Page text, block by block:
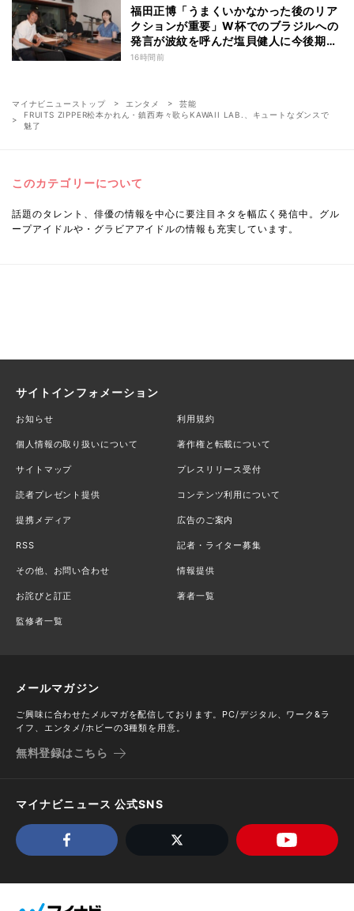
福田正博「うまくいかなかった後のリア
クションが重要」W杯でのブラジルへの
発言が波紋を呼んだ塩貝健人に今後期待
することは？
16時間前
マイナビニューストップ エンタメ
芸能
FRUITS ZIPPER松本かれん・鎮西寿々歌らKAWAII LAB.、キュートなダンスで
魅了
このカテゴリーについて
話題のタレント、俳優の情報を中心に要注目ネタを幅広く発信中。グル
ープアイドルや・グラビアアイドルの情報も充実しています。
サイトインフォメーション
お知らせ 利用規約
個人情報の取り扱いについて 著作権と転載について
サイトマップ プレスリリース受付
読者プレゼント提供 コンテンツ利用について
提携メディア 広告のご案内
RSS 記者・ライター募集
その他、お問い合わせ 情報提供
お詫びと訂正 著者一覧
監修者一覧
メールマガジン
ご興味に合わせたメルマガを配信しております。PC/デジタル、ワーク&ラ
イフ、エンタメ/ホビーの3種類を用意。
無料登録はこちら
マイナビニュース 公式SNS